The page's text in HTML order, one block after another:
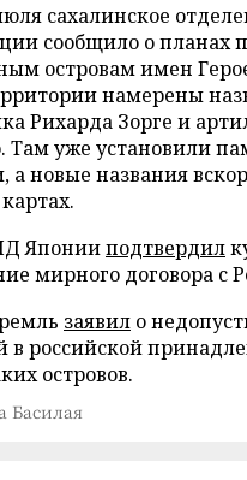
сахалинское
сообщило о планах
островам имен
намерены
Рихарда Зорге и
Там уже установили
а новые названия
Японииподтвердил
мирного договора с
заявил о
в российской
островов.
Басилая